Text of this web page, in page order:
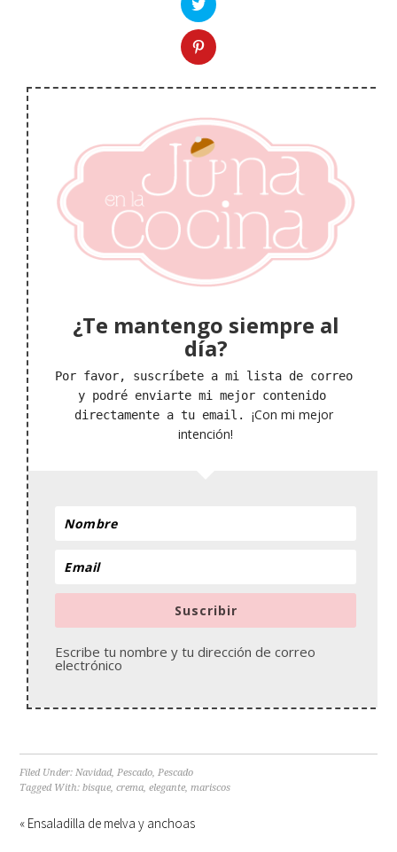
¿Te mantengo siempre al
día?
Por favor, suscríbete a mi lista de correo
y podré enviarte mi mejor contenido
directamente a tu email. ¡Con mi mejor
intención!
Suscribir
Escribe tu nombre y tu dirección de correo
electrónico
Filed Under:Navidad,Pescado,Pescado
Tagged With:bisque,crema,elegante,mariscos
« Ensaladilla de melva y anchoas